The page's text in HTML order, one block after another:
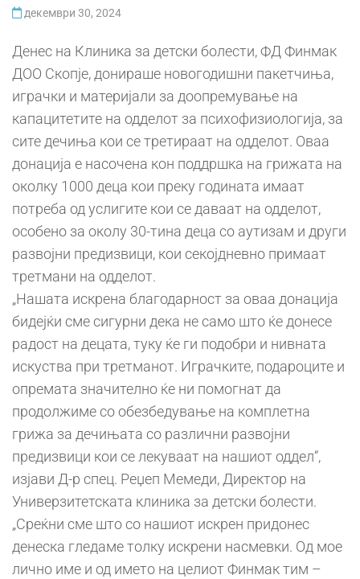
декември 30, 2024
Денес на Клиника за детски болести, ФД Финмак
ДОО Скопје, донираше новогодишни пакетчиња,
играчки и материјали за доопремување на
капацитетите на одделот за психофизиологија, за
сите дечиња кои се третираат на одделот. Оваа
донација е насочена кон поддршка на грижата на
околку 1000 деца кои преку годината имаат
потреба од услигите кои се даваат на одделот,
особено за околу 30-тина деца со аутизам и други
развојни предизвици, кои секојдневно примаат
третмани на одделот.
„Нашата искрена благодарност за оваа донација
бидејќи сме сигурни дека не само што ќе донесе
радост на децата, туку ќе ги подобри и нивната
искуства при третманот. Играчките, подароците и
опремата значително ќе ни помогнат да
продолжиме со обезбедување на комплетна
грижа за дечињата со различни развојни
предизвици кои се лекуваат на нашиот оддел“,
изјави Д-р спец. Реџеп Мемеди, Директор на
Универзитетската клиника за детски болести.
„Среќни сме што со нашиот искрен придонес
денеска гледаме толку искрени насмевки. Од мое
лично име и од името на целиот Финмак тим –